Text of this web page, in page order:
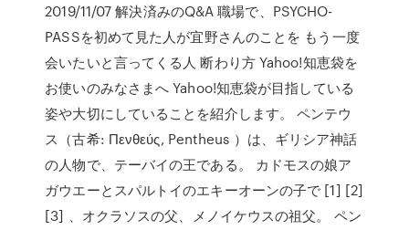
2019/11/07 解決済みのQ&A 職場で、PSYCHO-
PASSを初めて見た人が宜野さんのことを もう一度
会いたいと言ってくる人 断わり方 Yahoo!知恵袋を
お使いのみなさまへ Yahoo!知恵袋が目指している
姿や大切にしていることを紹介します。 ペンテウ
ス（古希: Πενθεύς, Pentheus ）は、ギリシア神話
の人物で、テーバイの王である。 カドモスの娘ア
ガウエーとスパルトイのエキーオーンの子で [1] [2]
[3] 、オクラソスの父、メノイケウスの祖父。 ペン